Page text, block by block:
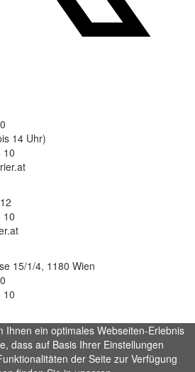
14 Uhr)
10
10
15/1/4, 1180 Wien
10
Ihnen ein optimales Webseiten-Erlebnis
dass auf Basis Ihrer Einstellungen
der Seite zur Verfügung